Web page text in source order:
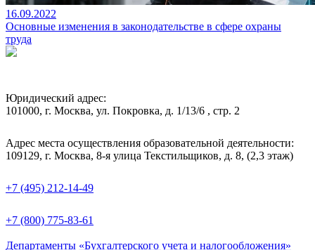
16.09.2022
Основные изменения в законодательстве в сфере охраны
труда
Юридический адрес:
101000, г. Москва, ул. Покровка, д. 1/13/6 , стр. 2
Адрес места осуществления образовательной деятельности:
109129, г. Москва, 8-я улица Текстильщиков, д. 8, (2,3 этаж)
+7 (495) 212-14-49
+7 (800) 775-83-61
Департаменты «Бухгалтерского учета и налогообложения»